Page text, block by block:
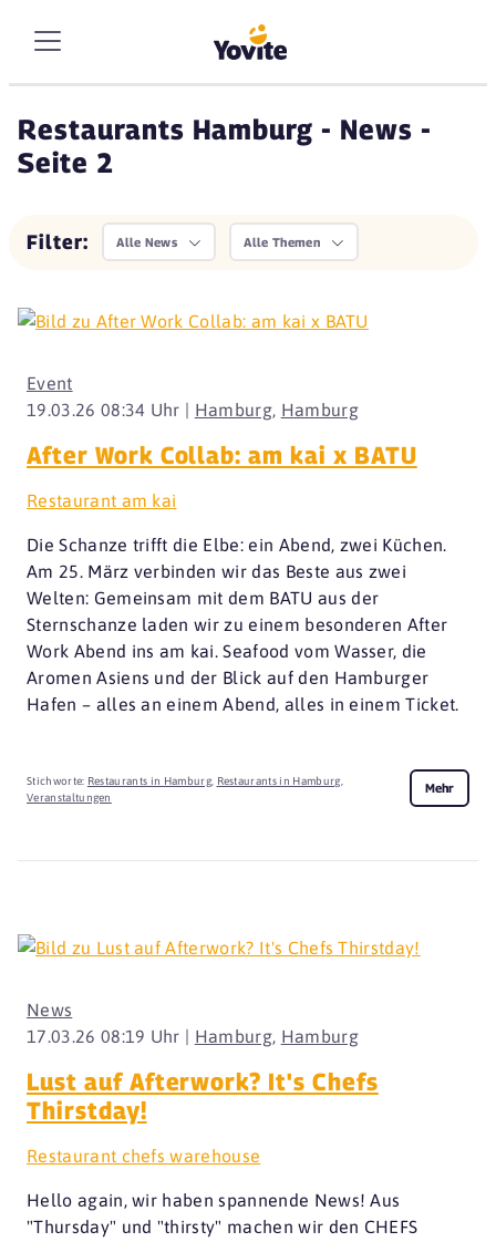
Restaurants Hamburg - News -
Seite 2
Filter: Alle News Alle Themen
19.03.26 08:34 Uhr | Hamburg, Hamburg
Event
After Work Collab: am kai x BATU
Restaurant am kai
Die Schanze trifft die Elbe: ein Abend, zwei Küchen.
Am 25. März verbinden wir das Beste aus zwei
Welten: Gemeinsam mit dem BATU aus der
Sternschanze laden wir zu einem besonderen After
Work Abend ins am kai. Seafood vom Wasser, die
Aromen Asiens und der Blick auf den Hamburger
Hafen – alles an einem Abend, alles in einem Ticket.
Stichworte: Restaurants in Hamburg, Restaurants in Hamburg
Veranstaltungen
Mehr
17.03.26 08:19 Uhr | Hamburg, Hamburg
News
Lust auf Afterwork? It's Chefs
Thirstday!
Restaurant chefs warehouse
Hello again, wir haben spannende News! Aus
"Thursday" und "thirsty" machen wir den CHEFS